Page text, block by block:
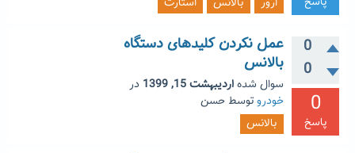
0
0
0
پاسخ
عمل نکردن کلیدهای دستگاه
بالانس
سوال شدهاردیبهشت 15, 1399
در
خودروتوسط حسن
بالانس